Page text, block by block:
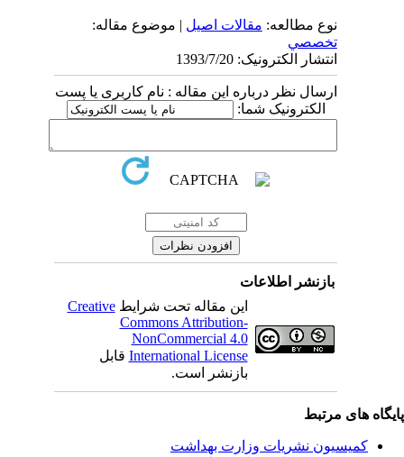
نوع مطالعه:مقالات اصيل| موضوع مقاله:
تخصصي
انتشار الکترونیک: 1393/7/20
ارسال نظر درباره این مقاله : نام کاربری یا پست
الکترونیک شما:
بازنشر اطلاعات
این مقاله تحت شرایطCreative
Commons Attribution-
NonCommercial 4.0
International Licenseقابل
بازنشر است.
های مرتبط
کمیسیون نشریات وزارت بهداشت